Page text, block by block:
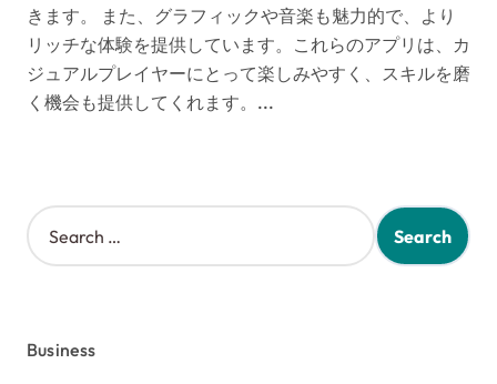
きます。 また、グラフィックや音楽も魅力的で、より
リッチな体験を提供しています。これらのアプリは、カ
ジュアルプレイヤーにとって楽しみやすく、スキルを磨
く機会も提供してくれます。...
S
e
h
f
Business